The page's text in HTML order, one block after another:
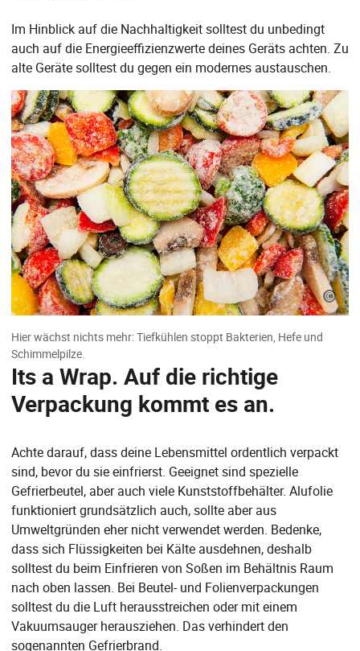
Im Hinblick auf die Nachhaltigkeit solltest du unbedingt
auch auf die Energieeffizienzwerte deines Geräts achten. Zu
alte Geräte solltest du gegen ein modernes austauschen.
©
Hier wächst nichts mehr: Tiefkühlen stoppt Bakterien, Hefe und
Schimmelpilze.
Its a Wrap. Auf die richtige
Verpackung kommt es an.
Achte darauf, dass deine Lebensmittel ordentlich verpackt
sind, bevor du sie einfrierst. Geeignet sind spezielle
Gefrierbeutel, aber auch viele Kunststoffbehälter. Alufolie
funktioniert grundsätzlich auch, sollte aber aus
Umweltgründen eher nicht verwendet werden. Bedenke,
dass sich Flüssigkeiten bei Kälte ausdehnen, deshalb
solltest du beim Einfrieren von Soßen im Behältnis Raum
nach oben lassen. Bei Beutel- und Folienverpackungen
solltest du die Luft herausstreichen oder mit einem
Vakuumsauger herausziehen. Das verhindert den
sogenannten Gefrierbrand.